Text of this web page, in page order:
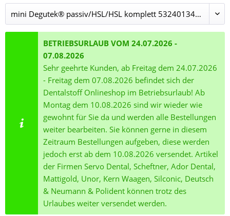
BETRIEBSURLAUB VOM 24.07.2026 -
07.08.2026
Sehr geehrte Kunden, ab Freitag dem 24.07.2026
- Freitag dem 07.08.2026 befindet sich der
Dentalstoff Onlineshop im Betriebsurlaub! Ab
Montag dem 10.08.2026 sind wir wieder wie
gewohnt für Sie da und werden alle Bestellungen
weiter bearbeiten. Sie können gerne in diesem
Zeitraum Bestellungen aufgeben, diese werden
jedoch erst ab dem 10.08.2026 versendet. Artikel
der Firmen Servo Dental, Scheftner, Ador Dental,
Mattigold, Unor, Kern Waagen, Silconic, Deutsch
& Neumann & Polident können trotz des
Urlaubes weiter versendet werden.